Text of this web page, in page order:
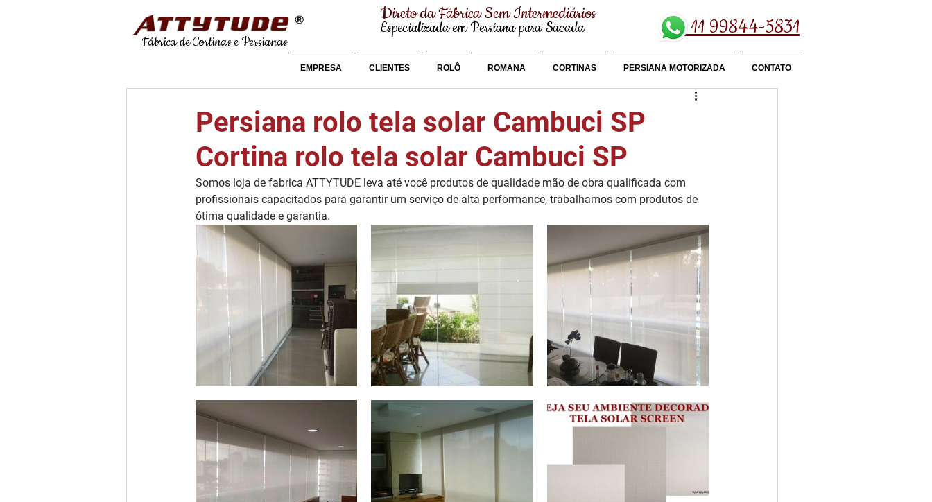
Fábrica de Cortinas e Persianas
® Direto da Fábrica Sem Intermediários
Especializada em Persiana para Sacada 11 99844-5831
EMPRESA CLIENTES ROLÔ ROMANA CORTINAS PERSIANA MOTORIZADA CONTATO
Persiana rolo tela solar Cambuci SP
Cortina rolo tela solar Cambuci SP
Somos loja de fabrica ATTYTUDE leva até você produtos de qualidade mão de obra qualificada com
profissionais capacitados para garantir um serviço de alta performance, trabalhamos com produtos de
ótima qualidade e garantia.